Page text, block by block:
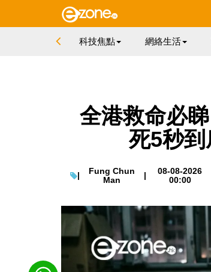
科技焦點 網絡生活
全港救命必
死5秒到
|
Fung Chun
Man
|
08-08-2026
00:00